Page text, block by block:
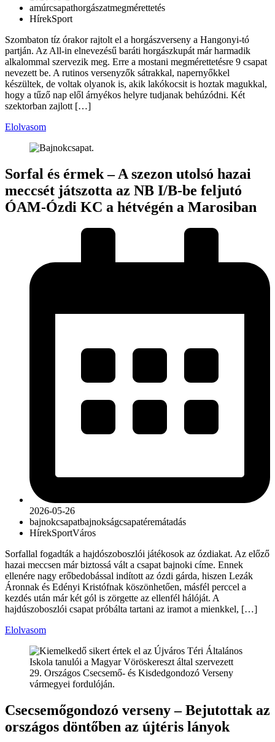
amúrcsapathorgászatmegmérettetés
HírekSport
Szombaton tíz órakor rajtolt el a horgászverseny a Hangonyi-tó
partján. Az All-in elnevezésű baráti horgászkupát már harmadik
alkalommal szervezik meg. Erre a mostani megmérettetésre 9 csapat
nevezett be. A rutinos versenyzők sátrakkal, napernyőkkel
készültek, de voltak olyanok is, akik lakókocsit is hoztak magukkal,
hogy a tűző nap elől árnyékos helyre tudjanak behúzódni. Két
szektorban zajlott […]
Elolvasom
Sorfal és érmek – A szezon utolsó hazai
meccsét játszotta az NB I/B-be feljutó
ÓAM-Ózdi KC a hétvégén a Marosiban
2026-05-26
bajnokcsapatbajnokságcsapatéremátadás
HírekSportVáros
Sorfallal fogadták a hajdószoboszlói játékosok az ózdiakat. Az előző
hazai meccsen már biztossá vált a csapat bajnoki címe. Ennek
ellenére nagy erőbedobással indított az ózdi gárda, hiszen Lezák
Áronnak és Edényi Kristófnak köszönhetően, másfél perccel a
kezdés után már két gól is zörgette az ellenfél hálóját. A
hajdúszoboszlói csapat próbálta tartani az iramot a mienkkel, […]
Elolvasom
Csecsemőgondozó verseny – Bejutottak az
országos döntőben az újtéris lányok